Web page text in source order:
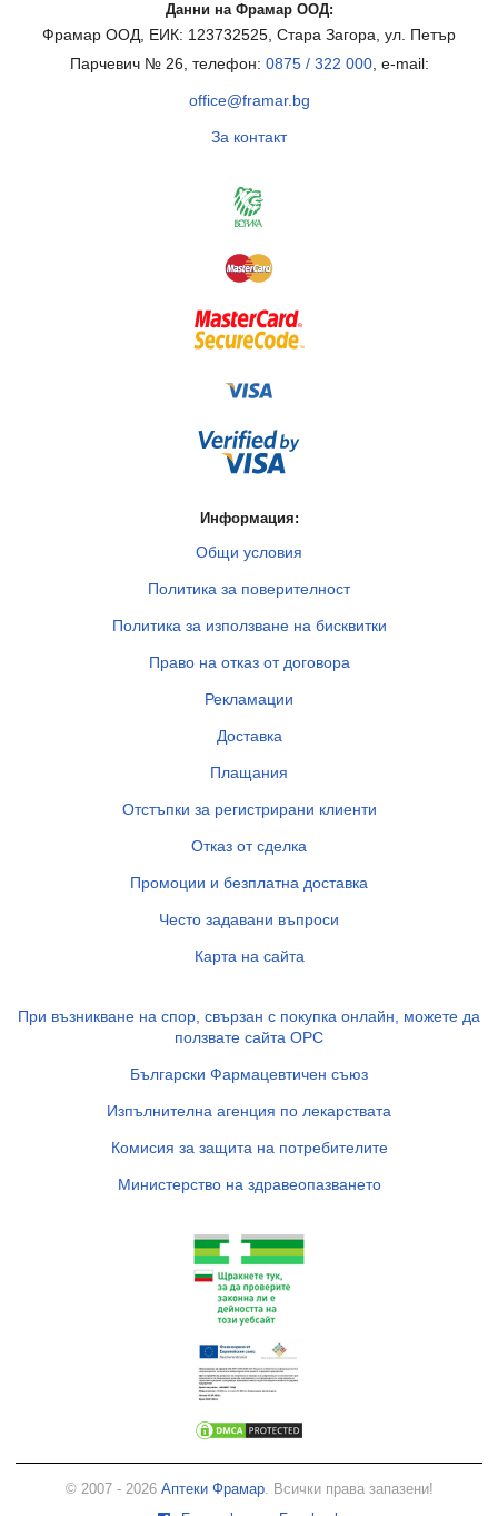
Данни на Фрамар ООД:
Фрамар ООД, ЕИК: 123732525, Стара Загора, ул. Петър
Парчевич № 26, телефон: 0875 / 322 000, e-mail:
office@framar.bg
За контакт
Информация:
Общи условия
Политика за поверителност
Политика за използване на бисквитки
Право на отказ от договора
Рекламации
Доставка
Плащания
Отстъпки за регистрирани клиенти
Отказ от сделка
Промоции и безплатна доставка
Често задавани въпроси
Карта на сайта
При възникване на спор, свързан с покупка онлайн, можете да
ползвате сайта ОРС
Български Фармацевтичен съюз
Изпълнителна агенция по лекарствата
Комисия за защита на потребителите
Министерство на здравеопазването
© 2007 - 2026 Аптеки Фрамар. Всички права запазени!